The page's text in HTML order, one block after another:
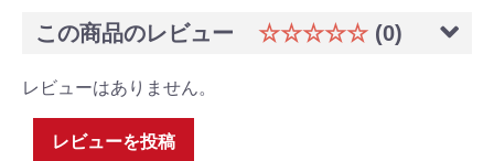
この商品のレビュー ☆☆☆☆☆ (0)
レビューはありません。
レビューを投稿